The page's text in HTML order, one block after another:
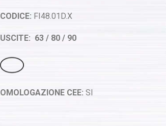
CODICE: FI48.01D.X
USCITE: 63 / 80 / 90
OMOLOGAZIONE CEE: SI